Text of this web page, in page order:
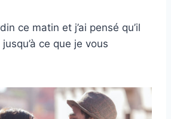
ce matin et j’ai pensé qu’il
ce que je vous